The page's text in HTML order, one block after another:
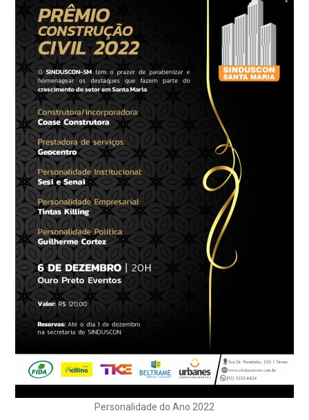
Personalidade do Ano 2022